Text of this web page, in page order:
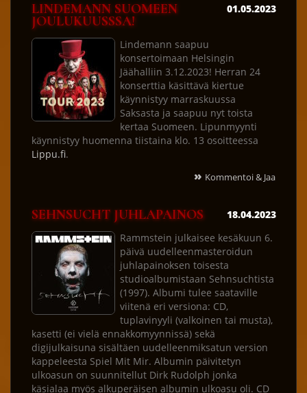
LINDEMANN SUOMEEN
JOULUKUUSSSA!
01.05.2023
Lindemann saapuu
konsertoimaan Helsingin
Jäähalliin 3.12.2023! Herran 24
konserttia käsittävä kiertue
käynnistyy marraskuussa
Saksasta ja saapuu nyt toista
kertaa Suomeen. Lipunmyynti
käynnistyy huomenna tiistaina klo. 13 osoitteessa
Lippu.fi.
» Kommentoi & Jaa
SEHNSUCHT JUHLAPAINOS
18.04.2023
Rammstein julkaisee kesäkuun 6.
päivä uudelleenmasteroidun
juhlapainoksen toisesta
studioalbumistaan Sehnsuchtista
(1997). Albumi tulee saataville
viitenä eri versiona: CD,
tuplavinyyli (valkoinen tai musta),
kasetti (ei vielä ennakkomyynnissä) sekä
digijulkaisuna sisältäen uudelleenmiksatun version
kappeleesta Spiel Mit Mir. Albumin päivitetyn
ulkoasun on suunnitellut Dirk Rudolph jonka
käsialaa myös alkuperäisen albumin ulkoasu oli. CD